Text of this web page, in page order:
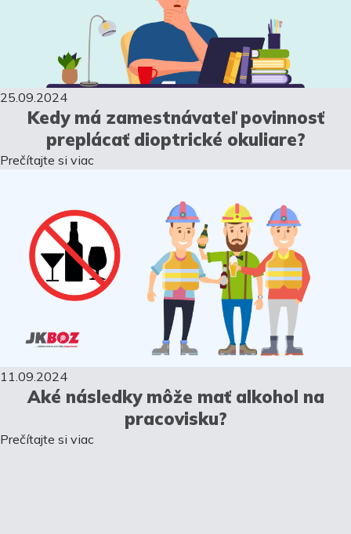
25.09.2024
Kedy má zamestnávateľ povinnosť
preplácať dioptrické okuliare?
Prečítajte si viac
11.09.2024
Aké následky môže mať alkohol na
pracovisku?
Prečítajte si viac